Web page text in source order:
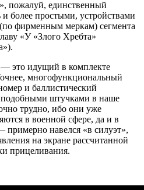
пожалуй, единственный
более простыми, устройствами
фирменным меркам) сегмента
«У «Злого Хребта»
это идущий в комплекте
многофункциональный
и баллистический
подобными штучками в наше
трудно, ибо они уже
в военной сфере, да и в
навелся «в силуэт»,
на экране рассчитанной
прицеливания.